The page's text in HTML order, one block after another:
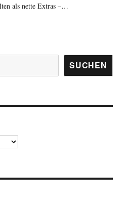
als nette Extras –…
SUCHEN